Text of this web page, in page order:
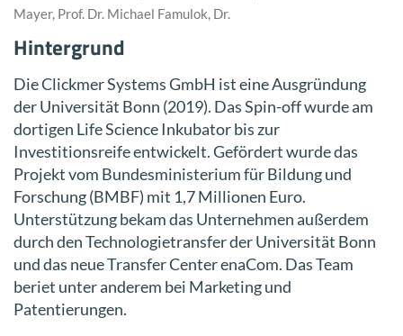
Mayer, Prof. Dr. Michael Famulok, Dr.
Hintergrund
Die Clickmer Systems GmbH ist eine Ausgründung
der Universität Bonn (2019). Das Spin-off wurde am
dortigen Life Science Inkubator bis zur
Investitionsreife entwickelt. Gefördert wurde das
Projekt vom Bundesministerium für Bildung und
Forschung (BMBF) mit 1,7 Millionen Euro.
Unterstützung bekam das Unternehmen außerdem
durch den Technologietransfer der Universität Bonn
und das neue Transfer Center enaCom. Das Team
beriet unter anderem bei Marketing und
Patentierungen.